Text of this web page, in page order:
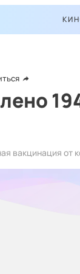
вакцинация от